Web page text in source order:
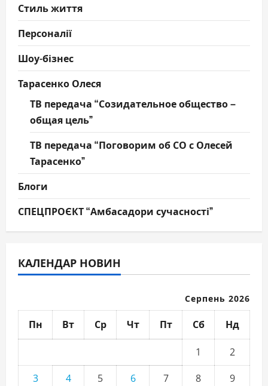
Стиль життя
Персоналії
Шоу-бізнес
Тарасенко Олеся
ТВ передача “Созидательное общество –
общая цель”
ТВ передача “Поговорим об СО с Олесей
Тарасенко”
Блоги
СПЕЦПРОЄКТ “Амбасадори сучасності”
КАЛЕНДАР НОВИН
Серпень 2026
Пн Вт Ср Чт Пт Сб Нд
1
2
3
4 5 6 7 8
9